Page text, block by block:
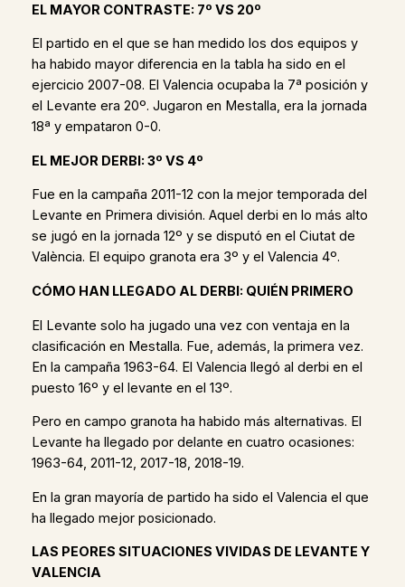
EL MAYOR CONTRASTE: 7º VS 20º
El partido en el que se han medido los dos equipos y
ha habido mayor diferencia en la tabla ha sido en el
ejercicio 2007-08. El Valencia ocupaba la 7ª posición y
el Levante era 20º. Jugaron en Mestalla, era la jornada
18ª y empataron 0-0.
EL MEJOR DERBI: 3º VS 4º
Fue en la campaña 2011-12 con la mejor temporada del
Levante en Primera división. Aquel derbi en lo más alto
se jugó en la jornada 12º y se disputó en el Ciutat de
València. El equipo granota era 3º y el Valencia 4º.
CÓMO HAN LLEGADO AL DERBI: QUIÉN PRIMERO
El Levante solo ha jugado una vez con ventaja en la
clasificación en Mestalla. Fue, además, la primera vez.
En la campaña 1963-64. El Valencia llegó al derbi en el
puesto 16º y el levante en el 13º.
Pero en campo granota ha habido más alternativas. El
Levante ha llegado por delante en cuatro ocasiones:
1963-64, 2011-12, 2017-18, 2018-19.
En la gran mayoría de partido ha sido el Valencia el que
ha llegado mejor posicionado.
LAS PEORES SITUACIONES VIVIDAS DE LEVANTE Y
VALENCIA